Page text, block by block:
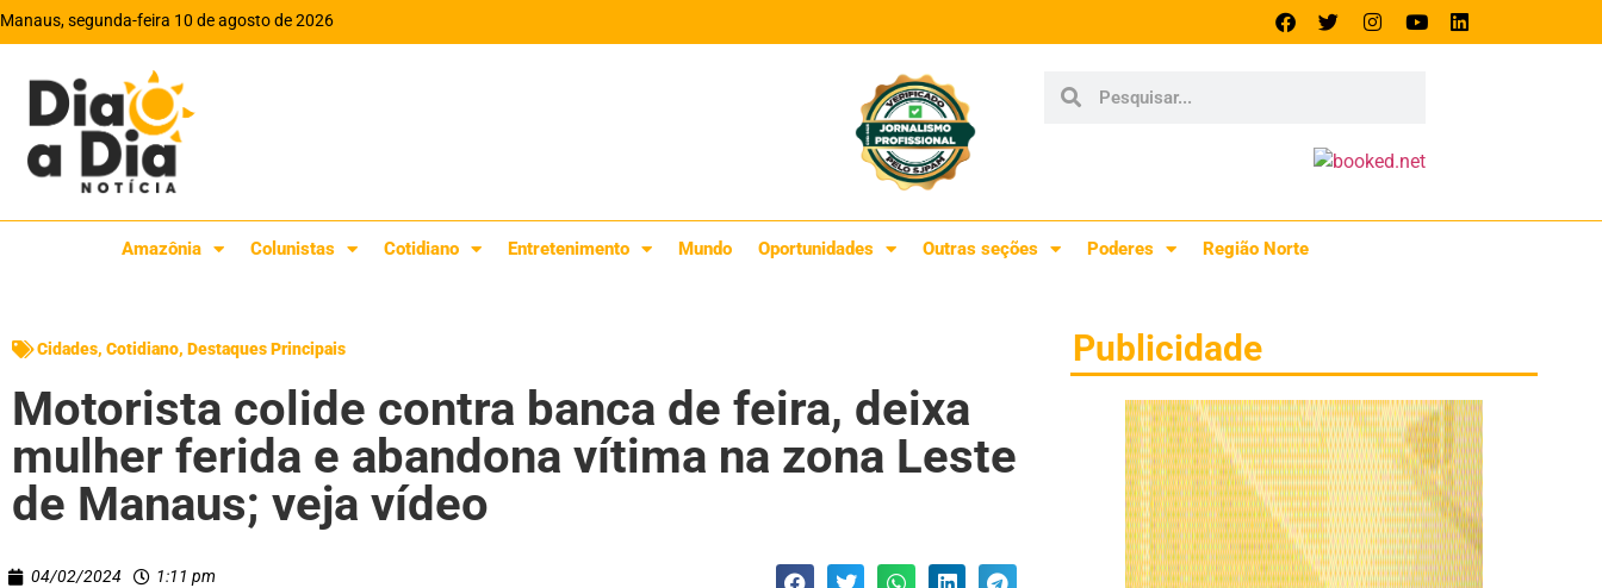
Manaus, segunda-feira 10 de agosto de 2026
Amazônia Colunistas Cotidiano Entretenimento Mundo Oportunidades Outras seções Poderes Região Norte
Cidades, Cotidiano, Destaques Principais
Motorista colide contra banca de feira, deixa
mulher ferida e abandona vítima na zona Leste
de Manaus; veja vídeo
04/02/2024 1:11 pm
Publicidade